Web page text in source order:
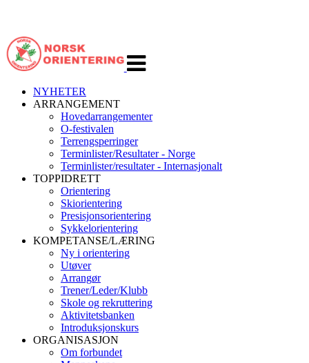
navigasjon
NYHETER
ARRANGEMENT
Hovedarrangementer
O-festivalen
Terrengsperringer
Terminlister/Resultater - Norge
Terminlister/resultater - Internasjonalt
TOPPIDRETT
Orientering
Skiorientering
Presisjonsorientering
Sykkelorientering
KOMPETANSE/LÆRING
Ny i orientering
Utøver
Arrangør
Trener/Leder/Klubb
Skole og rekruttering
Aktivitetsbanken
Introduksjonskurs
ORGANISASJON
Om forbundet